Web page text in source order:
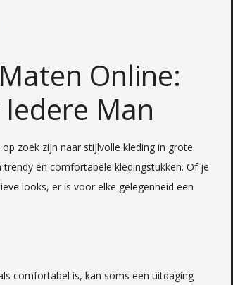
Online:
Man
zoek zijn naar stijlvolle kleding in grote
en comfortabele kledingstukken. Of je
looks, er is voor elke gelegenheid een
comfortabel is, kan soms een uitdaging